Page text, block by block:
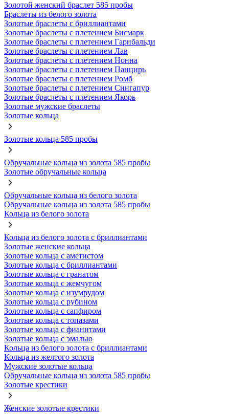
Золотой женский браслет 585 пробы
Браслеты из белого золота
Золотые браслеты с бриллиантами
Золотые браслеты с плетением Бисмарк
Золотые браслеты с плетением Гарибальди
Золотые браслеты с плетением Лав
Золотые браслеты с плетением Нонна
Золотые браслеты с плетением Панцирь
Золотые браслеты с плетением Ромб
Золотые браслеты с плетением Сингапур
Золотые браслеты с плетением Якорь
Золотые мужские браслеты
Золотые кольца
Золотые кольца 585 пробы
Обручальные кольца из золота 585 пробы
Золотые обручальные кольца
Обручальные кольца из белого золота
Обручальные кольца из золота 585 пробы
Кольца из белого золота
Кольца из белого золота с бриллиантами
Золотые женские кольца
Золотые кольца с аметистом
Золотые кольца с бриллиантами
Золотые кольца с гранатом
Золотые кольца с жемчугом
Золотые кольца с изумрудом
Золотые кольца с рубином
Золотые кольца с сапфиром
Золотые кольца с топазами
Золотые кольца с фианитами
Золотые кольца с эмалью
Кольца из белого золота с бриллиантами
Кольца из желтого золота
Мужские золотые кольца
Обручальные кольца из золота 585 пробы
Золотые крестики
Женские золотые крестики